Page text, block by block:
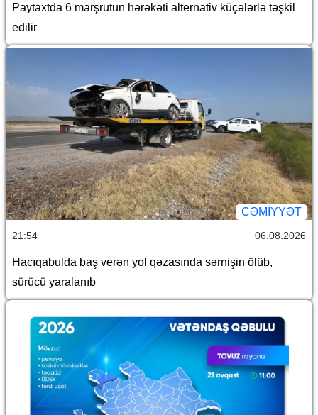
Paytaxtda 6 marşrutun hərəkəti alternativ küçələrlə təşkil
edilir
CƏMİYYƏT
21:54 06.08.2026
Hacıqabulda baş verən yol qəzasında sərnişin ölüb,
sürücü yaralanıb